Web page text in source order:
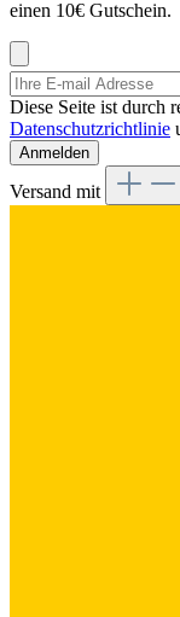
einen 10€ Gutschein.
Diese Seite ist durch
Datenschutzrichtlinie
Anmelden
Versand mit